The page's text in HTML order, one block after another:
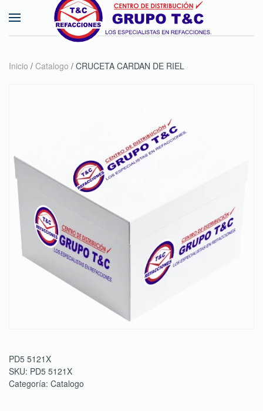
Skip to main content
Inicio / Catalogo / CRUCETA CARDAN DE RIEL
PD5 5121X
SKU: PD5 5121X
Categoría: Catalogo